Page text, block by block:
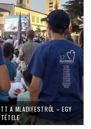
A MLADIFESTRŐL – EGY